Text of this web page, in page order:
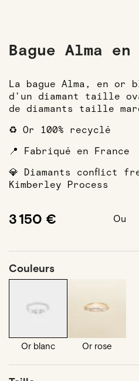
Bague Alma
La bague Alma, en or
d'un diamant taille
de diamants taille
♻️ Or 100% recyclé
📍 Fabriqué en France
💎 Diamants conflict
Kimberley Process
3 150 € Ou
Couleurs
Or blanc Or rose